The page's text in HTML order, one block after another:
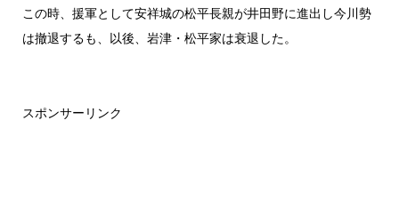
この時、援軍として安祥城の松平長親が井田野に進出し今川勢
は撤退するも、以後、岩津・松平家は衰退した。
スポンサーリンク